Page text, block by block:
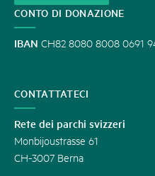
CONTO DI DONAZIONE
IBAN CH82 8080 8008 0691
CONTATTATECI
Rete dei parchi svizzeri
Monbijoustrasse 61
CH-3007 Berna